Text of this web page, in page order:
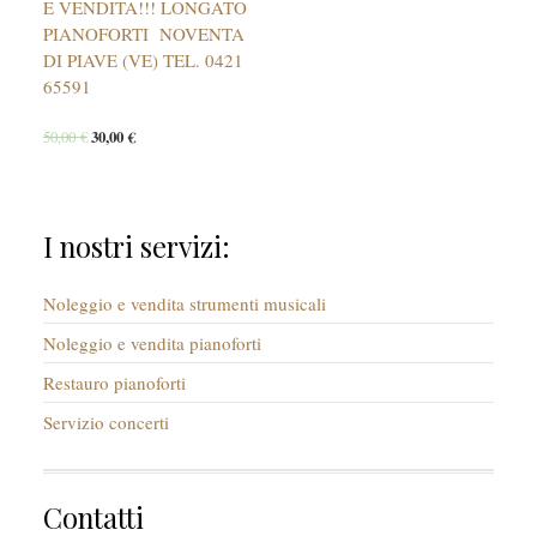
E VENDITA!!! LONGATO
PIANOFORTI NOVENTA
DI PIAVE (VE) TEL. 0421
65591
50,00€30,00€
I nostri servizi:
Noleggio e vendita strumenti musicali
Noleggio e vendita pianoforti
Restauro pianoforti
Servizio concerti
Contatti